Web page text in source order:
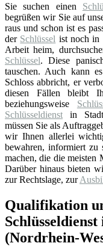
Sie suchen einen
begrüßen wir Sie auf
raus und schon ist es
der Schlüssel ist noch in
Arbeit heim,
Schlüssel. Diese
tauschen. Auch kann
Schloss abbricht, er
diesen Fällen bleibt
beziehungsweise
Schlüsseldienst in
müssen Sie als
wir Ihnen allerlei
bewahren, informiert zu
machen, die die meisten
Darüber hinaus bieten
zur Rechtslage, zur
Qualifikation
(Nordrhein-